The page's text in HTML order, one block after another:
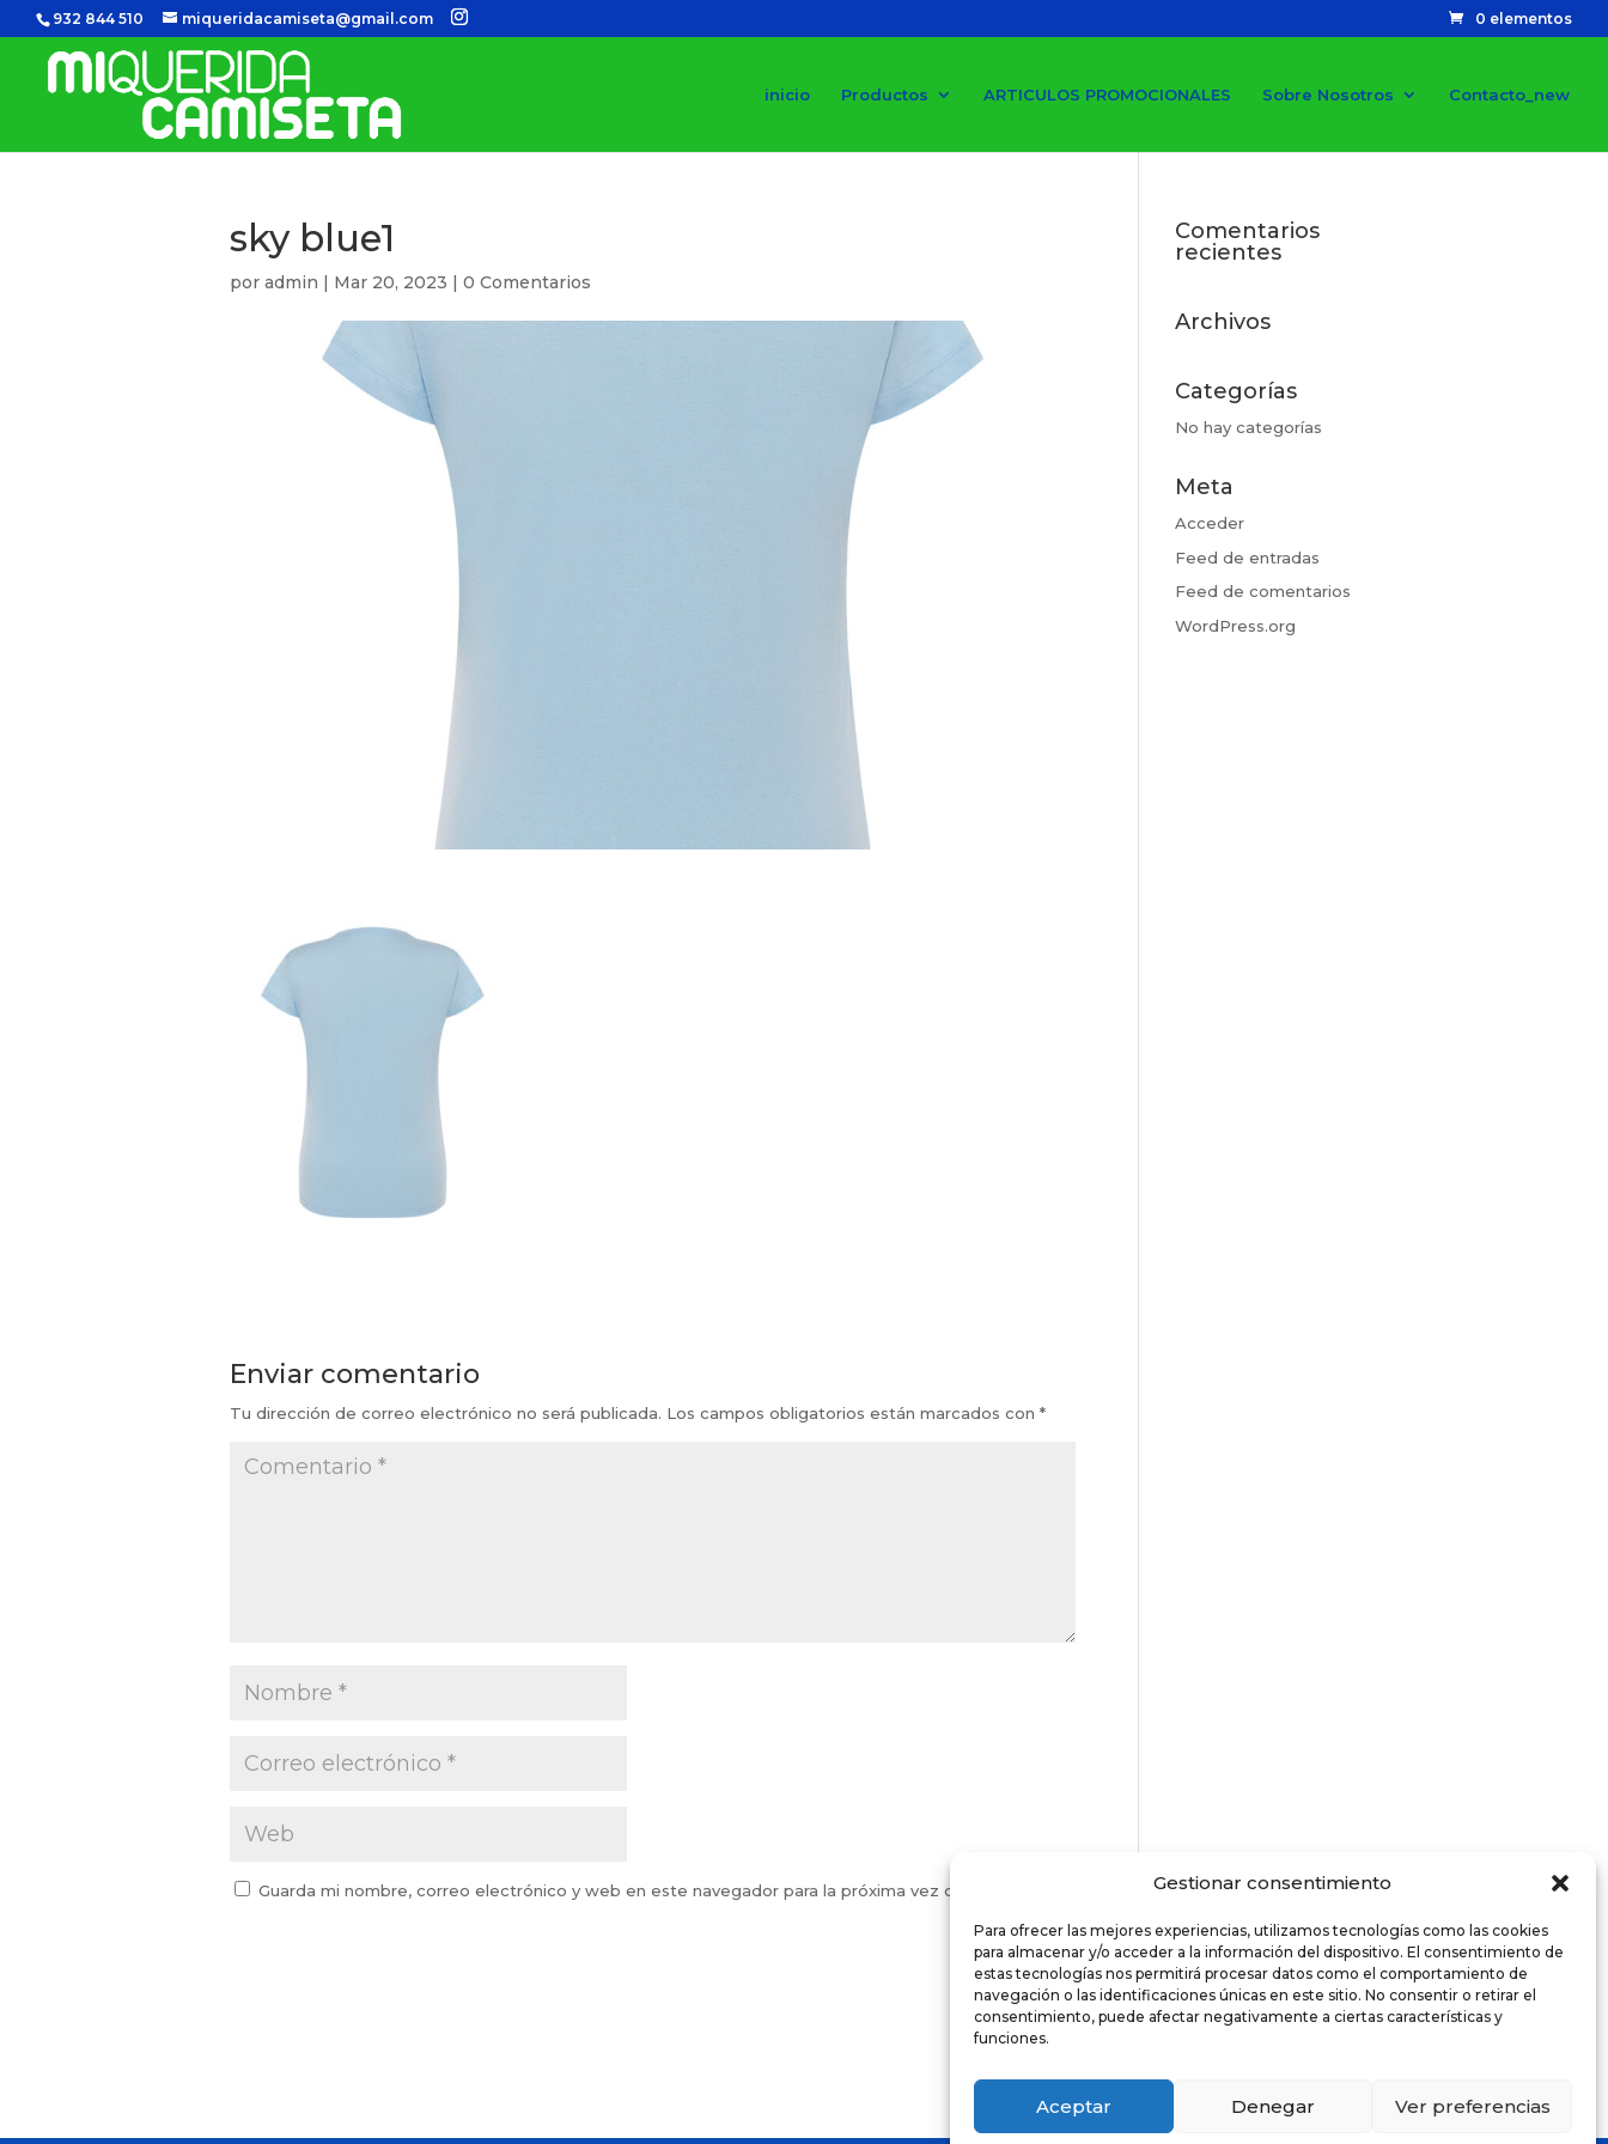
Gestionar consentimiento
Para ofrecer las mejores experiencias, utilizamos tecnologías como las cookies
para almacenar y/o acceder a la información del dispositivo. El consentimiento de
estas tecnologías nos permitirá procesar datos como el comportamiento de
navegación o las identificaciones únicas en este sitio. No consentir o retirar el
consentimiento, puede afectar negativamente a ciertas características y
funciones.
Aceptar Denegar Ver preferencias
932 844 510 miqueridacamiseta@gmail.com 0 elementos
inicio Productos ARTICULOS PROMOCIONALES Sobre Nosotros Contacto_new
sky blue1
por admin | Mar 20, 2023 | 0 Comentarios
Enviar comentario
Tu dirección de correo electrónico no será publicada. Los campos obligatorios están marcados con *
Guarda mi nombre, correo electrónico y web en este navegador para la próxima vez que comente.
Comentarios
recientes
Archivos
Categorías
No hay categorías
Meta
Acceder
Feed de entradas
Feed de comentarios
WordPress.org